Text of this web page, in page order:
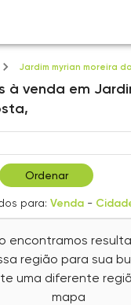
Jardim myrian moreira
à venda em
Ordenar
para: Venda -
encontramos
região para sua
uma diferente
mapa